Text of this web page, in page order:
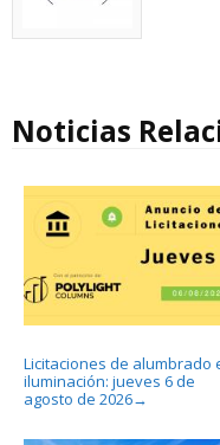
Noticias
Licitaciones de alumbrado
iluminación: jueves 6 de
agosto de 2026→